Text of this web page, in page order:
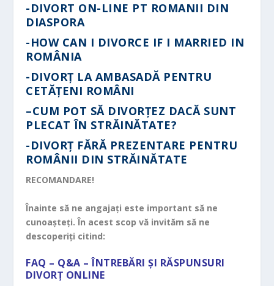
-DIVORT ON-LINE PT ROMANII DIN
DIASPORA
-HOW CAN I DIVORCE IF I MARRIED IN
ROMÂNIA
-DIVORȚ LA AMBASADĂ PENTRU
CETĂȚENI ROMÂNI
–CUM POT SĂ DIVORȚEZ DACĂ SUNT
PLECAT ÎN STRĂINĂTATE?
-DIVORȚ FĂRĂ PREZENTARE PENTRU
ROMÂNII DIN STRĂINĂTATE
RECOMANDARE!
Înainte să ne angajați este important să ne
cunoașteți. În acest scop vă invităm să ne
descoperiți citind:
FAQ – Q&A – ÎNTREBĂRI ȘI RĂSPUNSURI
DIVORȚ ONLINE